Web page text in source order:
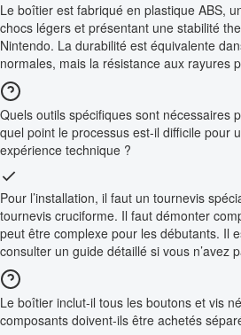
Le boîtier est fabriqué en plastique ABS,
chocs légers et présentant une stabilité
Nintendo. La durabilité est équivalente
normales, mais la résistance aux rayures
Quels outils spécifiques sont nécessaires
quel point le processus est-il difficile pour
expérience technique ?
Pour l’installation, il faut un tournevis
tournevis cruciforme. Il faut démonter
peut être complexe pour les débutants. Il
consulter un guide détaillé si vous n’avez
Le boîtier inclut-il tous les boutons et vis
composants doivent-ils être achetés